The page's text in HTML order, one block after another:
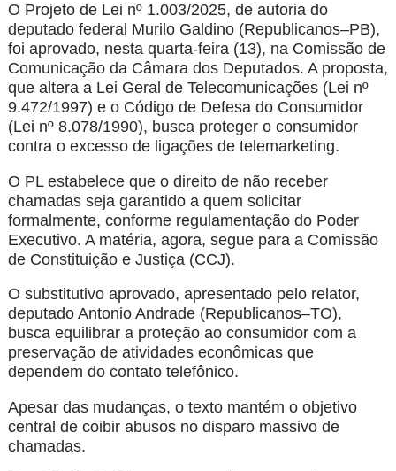
O Projeto de Lei nº 1.003/2025, de autoria do
deputado federal Murilo Galdino (Republicanos–PB),
foi aprovado, nesta quarta-feira (13), na Comissão de
Comunicação da Câmara dos Deputados. A proposta,
que altera a Lei Geral de Telecomunicações (Lei nº
9.472/1997) e o Código de Defesa do Consumidor
(Lei nº 8.078/1990), busca proteger o consumidor
contra o excesso de ligações de telemarketing.
O PL estabelece que o direito de não receber
chamadas seja garantido a quem solicitar
formalmente, conforme regulamentação do Poder
Executivo. A matéria, agora, segue para a Comissão
de Constituição e Justiça (CCJ).
O substitutivo aprovado, apresentado pelo relator,
deputado Antonio Andrade (Republicanos–TO),
busca equilibrar a proteção ao consumidor com a
preservação de atividades econômicas que
dependem do contato telefônico.
Apesar das mudanças, o texto mantém o objetivo
central de coibir abusos no disparo massivo de
chamadas.